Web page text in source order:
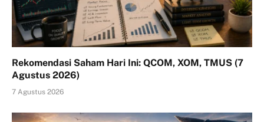
Rekomendasi Saham Hari Ini: QCOM, XOM, TMUS (7
Agustus 2026)
7 Agustus 2026